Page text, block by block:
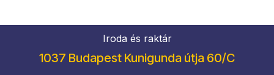
Iroda és raktár
1037 Budapest Kunigunda útja 60/C